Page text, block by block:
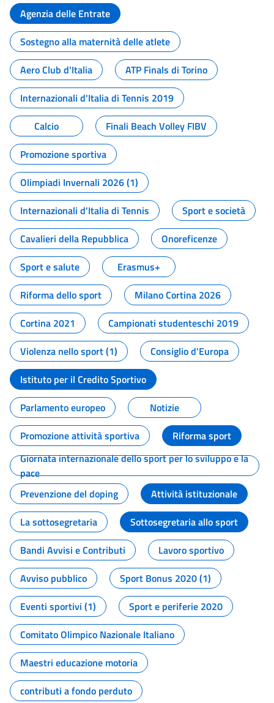
Agenzia delle Entrate
Sostegno alla maternità delle atlete
Aero Club d'Italia
ATP Finals di Torino
Internazionali d'Italia di Tennis 2019
Calcio
Finali Beach Volley FIBV
Promozione sportiva
Olimpiadi Invernali 2026 (1)
Internazionali d'Italia di Tennis
Sport e società
Cavalieri della Repubblica
Onoreficenze
Sport e salute
Erasmus+
Riforma dello sport
Milano Cortina 2026
Cortina 2021
Campionati studenteschi 2019
Violenza nello sport (1)
Consiglio d'Europa
Istituto per il Credito Sportivo
Parlamento europeo
Notizie
Promozione attività sportiva
Riforma sport
Giornata internazionale dello sport per lo sviluppo e la
pace
Prevenzione del doping
Attività istituzionale
La sottosegretaria
Sottosegretaria allo sport
Bandi Avvisi e Contributi
Lavoro sportivo
Avviso pubblico
Sport Bonus 2020 (1)
Eventi sportivi (1)
Sport e periferie 2020
Comitato Olimpico Nazionale Italiano
Maestri educazione motoria
contributi a fondo perduto